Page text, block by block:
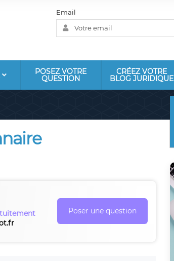
Email
POSEZ VOTRE
QUESTION
CRÉEZ VOTRE
BLOG JURIDIQUE
Poser une question